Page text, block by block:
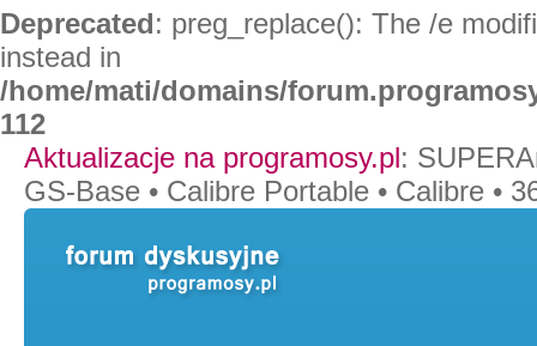
Deprecated: preg_replace(): The /e
instead in
/home/mati/domains/
112
Aktualizacje na programosy.pl:
GS-Base • Calibre Portable • Calibre •